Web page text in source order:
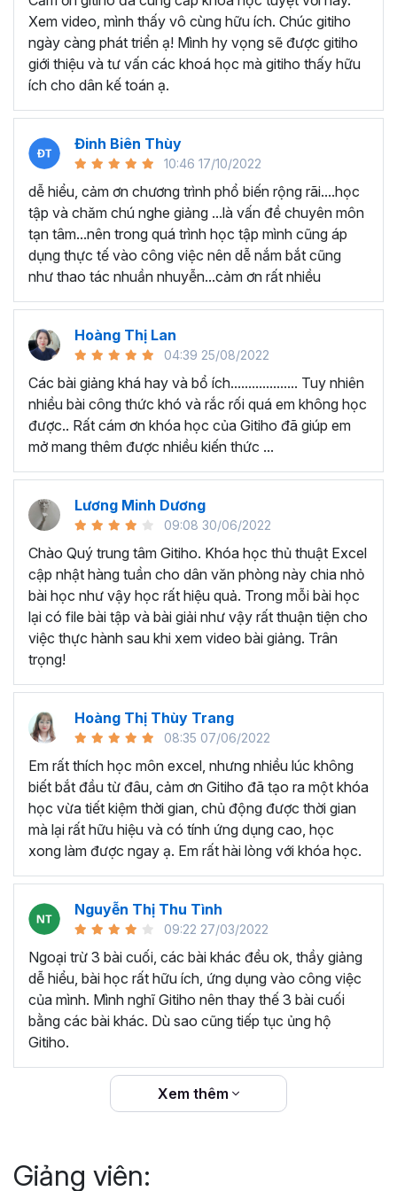
Học nhanh nhưng nhớ lâu bởi luôn có các bài tập
thực hành kèm với lý thuyết.
Các video bài giảng được xây dựng dựa trên các
chủ đề cụ thể, đồng thời chú trọng tối đa đến tính
ứng dụng cao. Đặc biệt, bộ videocác thủ thuật
khác, phù hợp với tất cả mọi đối tượng muốn tỏa
sáng nơi công sở với thủ thuật Excel nâng cao thông
minh và tạo kết quả bất ngờ trong công việc.
Bạn sẽ tự tin xử lý được mọi việc trên các công cụ
Excel một cách chuyên nghiệp giúp đẩy nhân được
tiến độ công việc, nâng cao hiệu suất làm việc lên
tới 5 lần.
Đặc biệt khiđăng ký khóa học EXG02học viên sẽ có cơ
hội nhận ưu đãi sở hữu trọn đời chỉ với
tác đăng ký khá đơn giản, bạn chỉ cần nhấn vào ĐĂNG
KÝ HỌC NGAY khóa học EXG08 trên gitiho.com là xong.
Nếu có bất cứ thắc mắc nào liên quan đến tớikhóa học
EXG02 - Thủ thuật Excel cập nhật hàng tuầnbạn hãy
để kết nối cho Gitiho qua hotline 0774 116 285 để được
tư vấn chi tiết nhé.
Nội dung bài giảng trong khóa
học thủ thuật trên Excel của
Gitiho?
Khóa học Thủ thuật Excel cập nhật các mẹo Excel văn
phòng hàng tuần, bạn có thể được update những nội
dung mới nhất về tin học văn phòng như sau:
Định dạng nhanh bằng công cụFormat Paintervà
toán, các thủ thuật excel tính tổng, đặt tên nhanh
cho bảng tính, hiển thị công thức trong ô, tạo ghi
chú và cố định dòng - cột.
Kỹ thuật định dạng và xử lý dữ liệu bao gồm tự động
thêm ký hiệu tiền tệ, viết biểu thức hóa học - toán
học và loại bỏ dữ liệu trùng lặp.
Tổng hợp thủ thuật với hàm, công thức bao gồm
cách tắt/mở gợi ý khi viết hàm, đặt tên và sử dụng
gian.
Tổng hợp hàm, công thức tính toán theo thời gian
như hàm tính toán theo tháng, tuổi, ngày hết hạn
hợp đồng,...
Hướng dẫn dùng các hàm và công thức nâng cao
nhưSUM, SUMIFS, VLOOKUP, INDEX, và các thủ
thuật hay trong Excel khác với hàm và công thức.
Những thiết lập chế độ làm việc trên Excel như thiết
lập theme, background, in ấn, và các thanh, tiêu đề,
đường kẻ lưới trong Excel.
và gán nội dung văn bản vào hình khối.
Xem video, mình thấy vô cùng hữu ích. Chúc gitiho
ngày càng phát triển ạ! Mình hy vọng sẽ được gitiho
giới thiệu và tư vấn các khoá học mà gitiho thấy hữu
ích cho dân kế toán ạ.
Đinh Biên Thùy
10:46 17/10/2022
dễ hiểu, cảm ơn chương trình phổ biến rộng rãi....học
tập và chăm chú nghe giảng ...là vấn đề chuyên môn
tạn tâm...nên trong quá trình học tập mình cũng áp
dụng thực tế vào công việc nên dễ nắm bắt cũng
như thao tác nhuần nhuyễn...cảm ơn rất nhiều
Hoàng Thị Lan
04:39 25/08/2022
Các bài giảng khá hay và bổ ích................... Tuy nhiên
nhiều bài công thức khó và rắc rối quá em không học
được.. Rất cám ơn khóa học của Gitiho đã giúp em
mở mang thêm được nhiều kiến thức ...
Lương Minh Dương
09:08 30/06/2022
Chào Quý trung tâm Gitiho. Khóa học thủ thuật Excel
cập nhật hàng tuần cho dân văn phòng này chia nhỏ
bài học như vậy học rất hiệu quả. Trong mỗi bài học
lại có file bài tập và bài giải như vậy rất thuận tiện cho
việc thực hành sau khi xem video bài giảng. Trân
trọng!
Hoàng Thị Thùy Trang
08:35 07/06/2022
Em rất thích học môn excel, nhưng nhiều lúc không
biết bắt đầu từ đâu, cảm ơn Gitiho đã tạo ra một khóa
học vừa tiết kiệm thời gian, chủ động được thời gian
mà lại rất hữu hiệu và có tính ứng dụng cao, học
xong làm được ngay ạ. Em rất hài lòng với khóa học.
Nguyễn Thị Thu Tình
09:22 27/03/2022
Ngoại trừ 3 bài cuối, các bài khác đều ok, thầy giảng
dễ hiểu, bài học rất hữu ích, ứng dụng vào công việc
của mình. Mình nghĩ Gitiho nên thay thế 3 bài cuối
bằng các bài khác. Dù sao cũng tiếp tục ủng hộ
Gitiho.
Xem thêm
Giảng viên: